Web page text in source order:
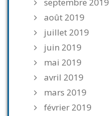
août 2019
juillet 2019
juin 2019
mai 2019
avril 2019
mars 2019
février 2019